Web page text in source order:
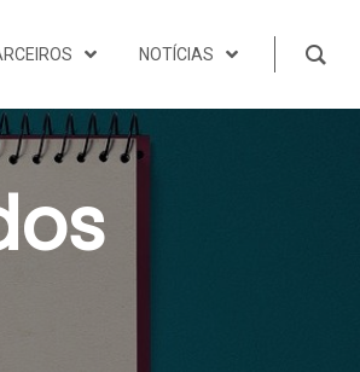
NOTÍCIAS